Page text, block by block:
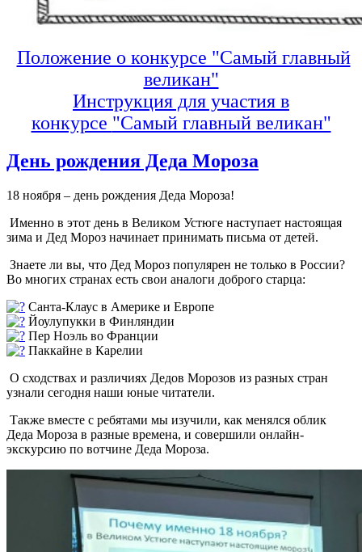
Положение о конкурсе "Самый главный
великан"
Инструкция для участия в
конкурсе "Самый главный великан"
День рождения Деда Мороза
18 ноября – день рождения Деда Мороза!
Именно в этот день в Великом Устюге наступает настоящая
зима и Дед Мороз начинает принимать письма от детей.
Знаете ли вы, что Дед Мороз популярен не только в России?
Во многих странах есть свои аналоги доброго старца:
️ Санта-Клаус в Америке и Европе
Йоулупукки в Финляндии
Пер Ноэль во Франции
Паккайне в Карелии
О сходствах и различиях Дедов Морозов из разных стран
узнали сегодня наши юные читатели.
Также вместе с ребятами мы изучили, как менялся облик
Деда Мороза в разные времена, и совершили онлайн-
экскурсию по вотчине Деда Мороза.